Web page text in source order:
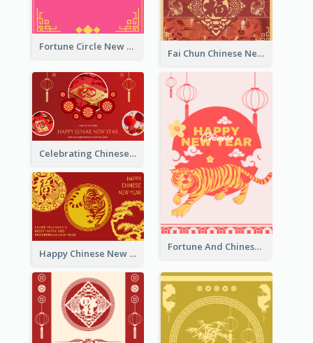
Fortune Circle New Year Greeting Card
Fai Chun Chinese New Year Greeting Card
Celebrating Chinese New Year Greeting Card
Fortune And Chinese New Year Greeting Card
Happy Chinese New Year Greeting Card With Circle illustrations